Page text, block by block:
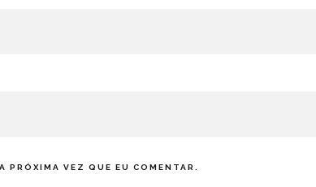
PRÓXIMA VEZ QUE EU COMENTAR.